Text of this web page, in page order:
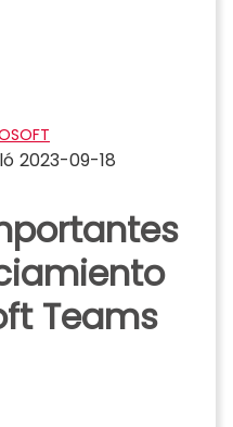
2023-09-18
Teams